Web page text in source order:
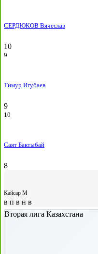
СЕРДЮКОВ Вячеслав
10
9
Тимур Игубаев
9
10
Саят Бактыбай
8
Кайсар М
в п в н в
Вторая лига Казахстана